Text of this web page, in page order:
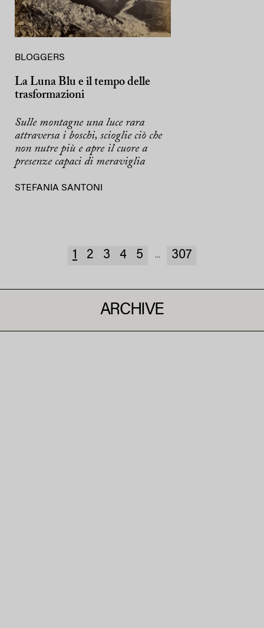
BLOGGERS
La Luna Blu e il tempo delle
trasformazioni
Sulle montagne una luce rara
attraversa i boschi, scioglie ciò che
non nutre più e apre il cuore a
presenze capaci di meraviglia
STEFANIA SANTONI
1 2 3 4 5 ... 307
ARCHIVE